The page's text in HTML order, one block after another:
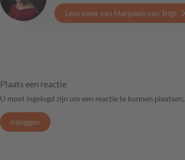
Lees meer van Marjolein van Trigt
Plaats een reactie
U moet ingelogd zijn om een reactie te kunnen plaatsen.
Inloggen